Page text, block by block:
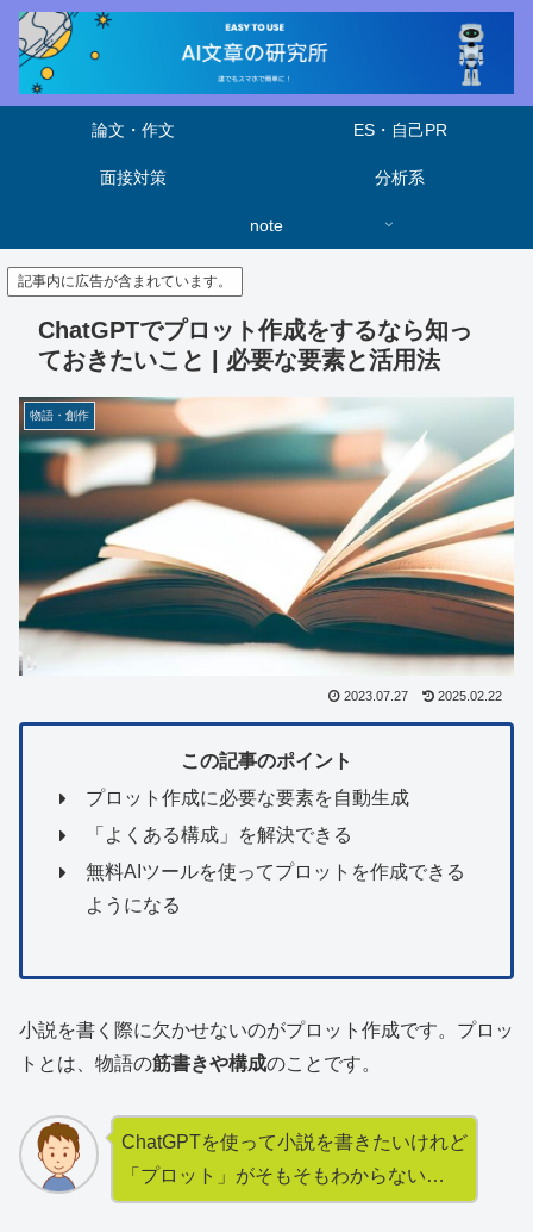
論文・作文 ES・自己PR
面接対策 分析系
note
記事内に広告が含まれています。
ChatGPTでプロット作成をするなら知っ
ておきたいこと | 必要な要素と活用法
物語・創作
2023.07.27 2025.02.22
この記事のポイント
プロット作成に必要な要素を自動生成
「よくある構成」を解決できる
無料AIツールを使ってプロットを作成できる
ようになる
小説を書く際に欠かせないのがプロット作成です。プロッ
トとは、物語の筋書きや構成のことです。
ChatGPTを使って小説を書きたいけれど
「プロット」がそもそもわからない…